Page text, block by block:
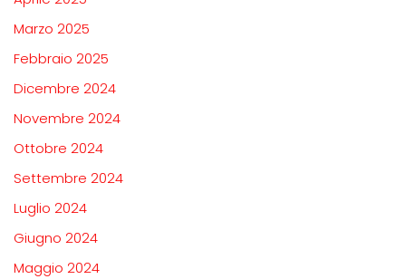
Marzo 2025
Febbraio 2025
Dicembre 2024
Novembre 2024
Ottobre 2024
Settembre 2024
Luglio 2024
Giugno 2024
Maggio 2024